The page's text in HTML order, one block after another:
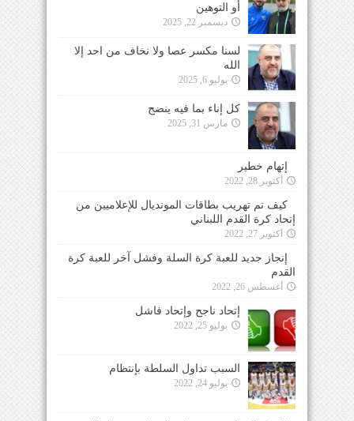
أو التوهين
ديسمبر 22, 2025
لسنا مكسر عصا ولا نخاف من احد إلا
الله
يوليو 6, 2025
كل إناء بما فيه ينضح
مارس 31, 2025
إتهام خطير
أكتوبر 28, 2022
كيف تم تهريب بطاقات المونديال للإعلاميين من
إتحاد كرة القدم اللبناني
أكتوبر 27, 2022
إنجاز جديد للعبة كرة السلة وفشل آخر للعبة كرة
القدم
أغسطس 26, 2022
إتحاد ناجح وإتحاد فاشل
يوليو 25, 2022
السبب تداول السلطة بإنتظام
يوليو 24, 2022